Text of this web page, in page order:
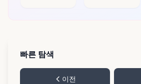
빠른 탐색
이전